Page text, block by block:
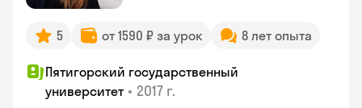
5 от 1590 ₽ за урок 8 лет опыта
Пятигорский государственный
университет • 2017 г.